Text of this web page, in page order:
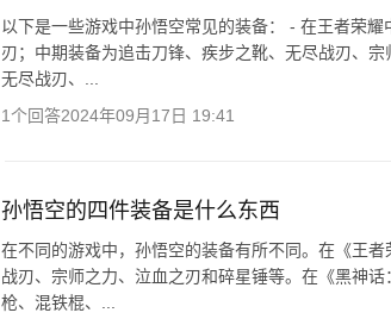
以下是一些游戏中孙悟空常见的装备： - 在王者荣
刃；中期装备为追击刀锋、疾步之靴、无尽战刃、
无尽战刃、...
1个回答2024年09月17日 19:41
孙悟空的四件装备是什么东西
在不同的游戏中，孙悟空的装备有所不同。在《王
战刃、宗师之力、泣血之刃和碎星锤等。在《黑神
枪、混铁棍、...